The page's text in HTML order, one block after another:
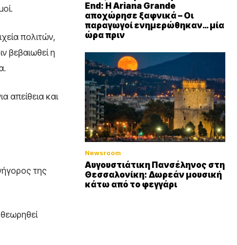
πολιτών,
βεβαιωθεί η
απείθεια και
της
End: Η Αriana Grande
αποχώρησε ξαφνικά – Οι
παραγωγοί ενημερώθηκαν… μία
ώρα πριν
Newsroom
Αυγουστιάτικη Πανσέληνος στη
Θεσσαλονίκη: Δωρεάν μουσική
κάτω από το φεγγάρι